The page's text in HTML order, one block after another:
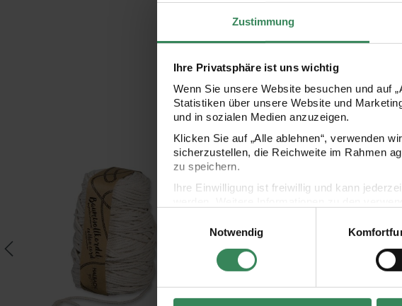
Zustimmung
Ihre Privatsphäre ist uns wichtig
Wenn Sie unsere Website besuchen und auf
Statistiken über unsere Website und
und in sozialen Medien anzuzeigen.
Klicken Sie auf „Alle ablehnen“, verwenden
sicherzustellen, die Reichweite im Rahmen
zu speichern.
Ihre Einwilligung ist freiwillig und kann
Impressum
Datenschutz Vertrag
Notwendig
Baumwollkordel für Makramee 5mm 80m 500gCreative Cotton Cord Makramee-Garn